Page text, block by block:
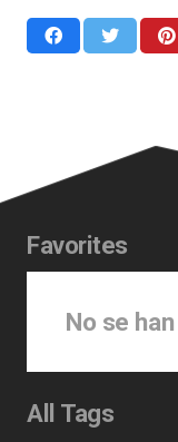
Favorites
No se
All Tags